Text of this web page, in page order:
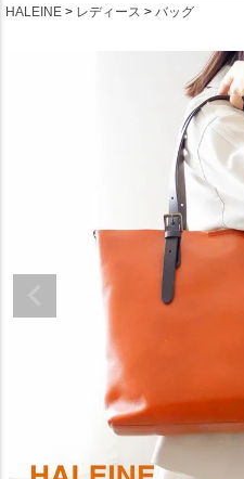
HALEINE レディース バッグ